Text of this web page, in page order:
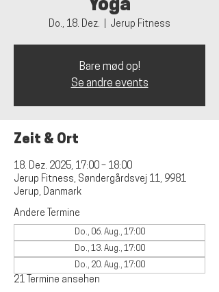
Yoga
Do., 18. Dez. Jerup Fitness
Bare mød op!
Se andre events
Zeit & Ort
18. Dez. 2025, 17:00 – 18:00
Jerup Fitness, Søndergårdsvej 11, 9981
Jerup, Danmark
Andere Termine
Do., 06. Aug., 17:00
Do., 13. Aug., 17:00
Do., 20. Aug., 17:00
21 Termine ansehen